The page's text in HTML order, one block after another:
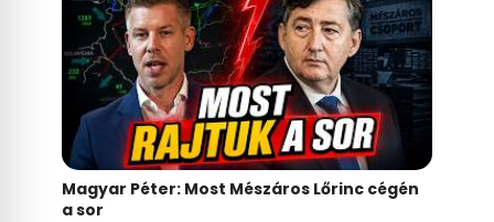
Magyar Péter: Most Mészáros Lőrinc cégén
a sor